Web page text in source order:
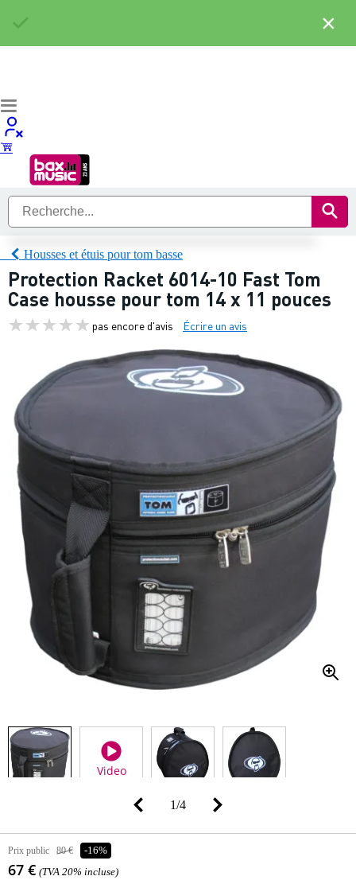
Housses et étuis pour tom basse
Protection Racket 6014-10 Fast Tom
Case housse pour tom 14 x 11 pouces
pas encore d'avis Écrire un avis
Video
1/4
Prix public 80 € -16%
67 € (TVA 20% incluse)
×